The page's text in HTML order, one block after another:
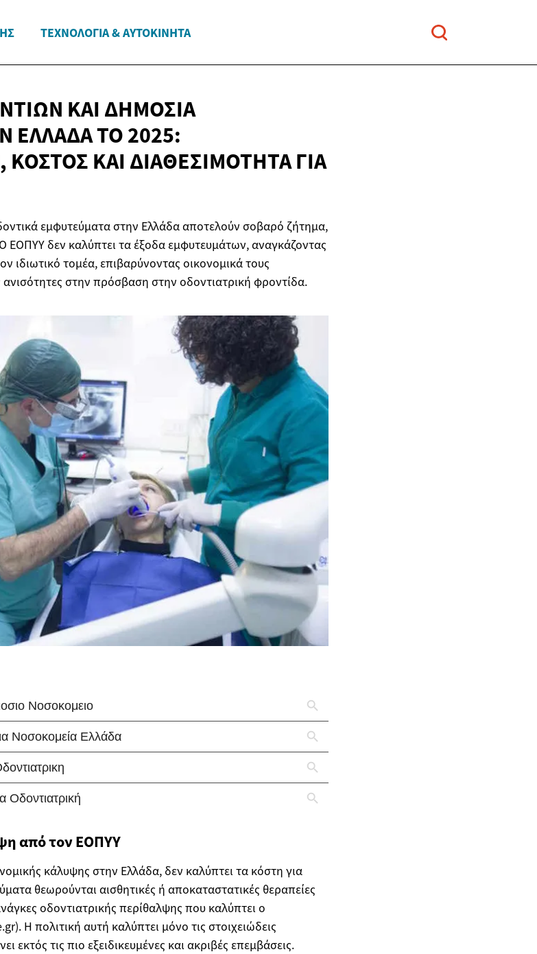
ΤΕΧΝΟΛΟΓΊΑ & ΑΥΤΟΚΊΝΗΤΑ
ΚΑΙ ΔΗΜΌΣΙΑ
ΕΛΛΆΔΑ ΤΟ 2025:
ΚΑΙ ΔΙΑΘΕΣΙΜΌΤΗΤΑΓΙΑ
εμφυτεύματα στην Ελλάδα αποτελούν σοβαρό ζήτημα,
Ο ΕΟΠΥΥ δεν καλύπτει τα έξοδα εμφυτευμάτων, αναγκάζοντας
ιδιωτικό τομέα, επιβαρύνοντας οικονομικά τους
στην πρόσβαση στην οδοντιατρική φροντίδα.
από τον ΕΟΠΥΥ
κάλυψης στην Ελλάδα, δεν καλύπτει τα κόστη για
θεωρούνται αισθητικές ή αποκαταστατικές θεραπείες
οδοντιατρικής περίθαλψης που καλύπτει ο
Η πολιτική αυτή καλύπτει μόνο τις στοιχειώδεις
εκτός τις πιο εξειδικευμένες και ακριβές επεμβάσεις.